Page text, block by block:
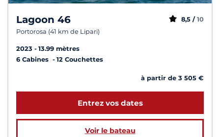
Lagoon 46
Portorosa (41 km de Lipari)
8,5 / 10
2023
13.99 mètres
6 Cabines
12 Couchettes
à partir de 3 505 €
Entrez vos dates
Voir le bateau